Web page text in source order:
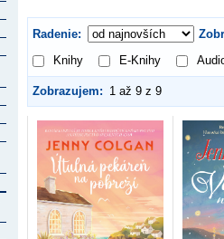
Radenie:
Knihy
E-Knihy
Zobrazujem: 1 až 9 z 9